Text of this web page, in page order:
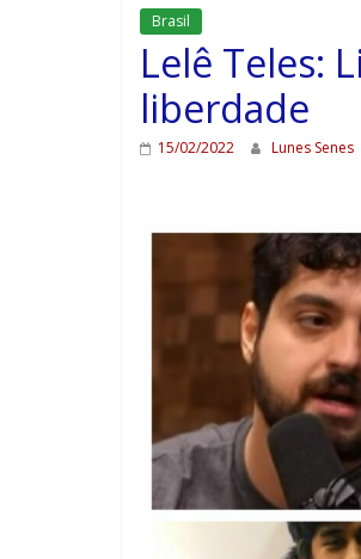
Brasil
Lelê Teles:
liberdade
15/02/2022 Lunes Senes